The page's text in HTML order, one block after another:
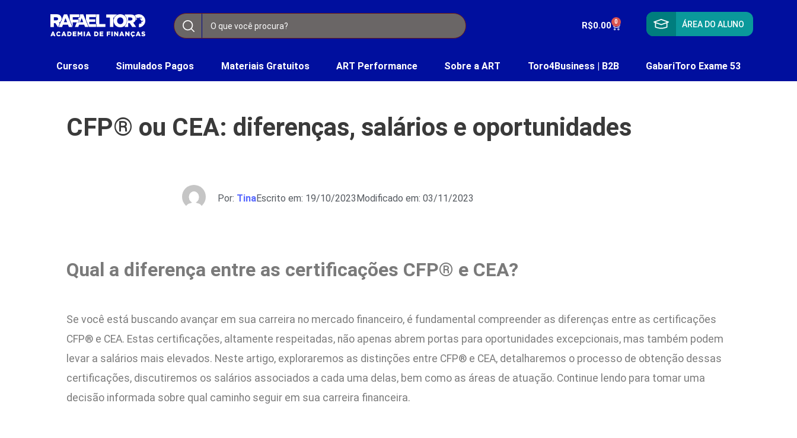
R$0.00 0 ÁREA DO ALUNO
Cursos Simulados Pagos Materiais Gratuitos ART Performance Sobre a ART Toro4Business | B2B GabariToro Exame 53
CFP® ou CEA: diferenças, salários e oportunidades
Por: TinaEscrito em: 19/10/2023Modificado em: 03/11/2023
Qual a diferença entre as certificações CFP® e CEA?
Se você está buscando avançar em sua carreira no mercado financeiro, é fundamental compreender as diferenças entre as certificações
CFP® e CEA. Estas certificações, altamente respeitadas, não apenas abrem portas para oportunidades excepcionais, mas também podem
levar a salários mais elevados. Neste artigo, exploraremos as distinções entre CFP® e CEA, detalharemos o processo de obtenção dessas
certificações, discutiremos os salários associados a cada uma delas, bem como as áreas de atuação. Continue lendo para tomar uma
decisão informada sobre qual caminho seguir em sua carreira financeira.